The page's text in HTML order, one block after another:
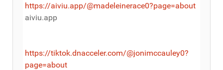
https://aiviu.app/@madeleinerace0?page=about
aiviu.app
https://tiktok.dnacceler.com/@jonimccauley0?
page=about